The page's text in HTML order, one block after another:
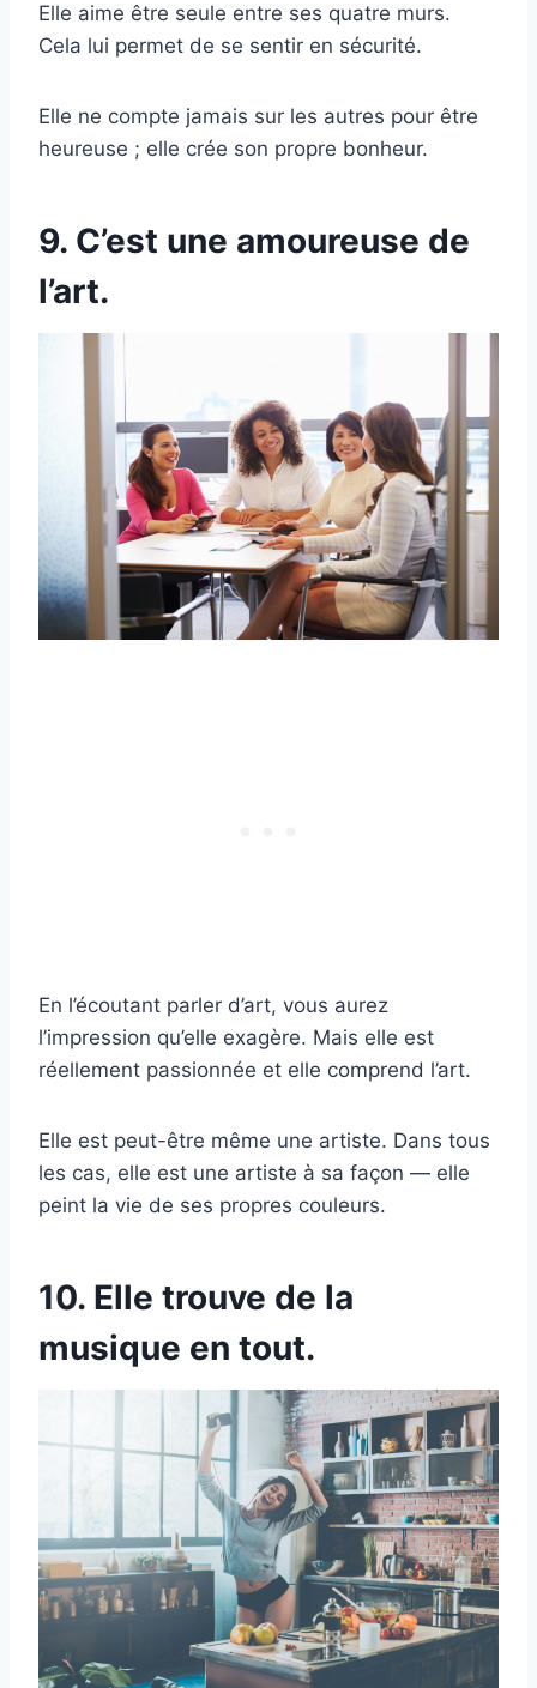
Elle aime être seule entre ses quatre murs.
Cela lui permet de se sentir en sécurité.
Elle ne compte jamais sur les autres pour être
heureuse ; elle crée son propre bonheur.
9. C’est une amoureuse de
l’art.
En l’écoutant parler d’art, vous aurez
l’impression qu’elle exagère. Mais elle est
réellement passionnée et elle comprend l’art.
Elle est peut-être même une artiste. Dans tous
les cas, elle est une artiste à sa façon — elle
peint la vie de ses propres couleurs.
10. Elle trouve de la
musique en tout.